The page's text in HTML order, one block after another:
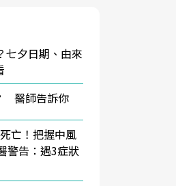
七夕日期、由來
醫師告訴你
亡！把握中風
警告：遇3症狀